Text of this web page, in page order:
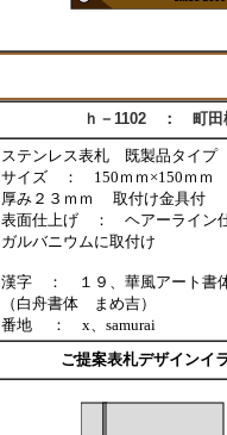
ｈ－1102 ： 町田
ステンレス表札 既製品タイ
サイズ ： 150ｍｍ×150ｍ
厚み２３ｍｍ 取付け金具付
表面仕上げ ： ヘアーライン
ガルバニウムに取付け
漢字 ： １９、華風アート書
（白舟書体 まめ吉）
番地 ： x、samurai
ご提案表札デザインイ